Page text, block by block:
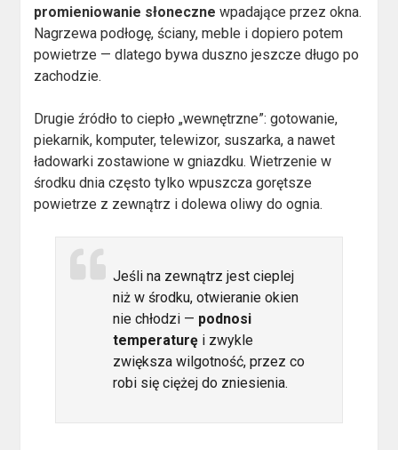
promieniowanie słoneczne wpadające przez okna.
Nagrzewa podłogę, ściany, meble i dopiero potem
powietrze — dlatego bywa duszno jeszcze długo po
zachodzie.
Drugie źródło to ciepło „wewnętrzne”: gotowanie,
piekarnik, komputer, telewizor, suszarka, a nawet
ładowarki zostawione w gniazdku. Wietrzenie w
środku dnia często tylko wpuszcza gorętsze
powietrze z zewnątrz i dolewa oliwy do ognia.
Jeśli na zewnątrz jest cieplej
niż w środku, otwieranie okien
nie chłodzi — podnosi
temperaturę i zwykle
zwiększa wilgotność, przez co
robi się ciężej do zniesienia.